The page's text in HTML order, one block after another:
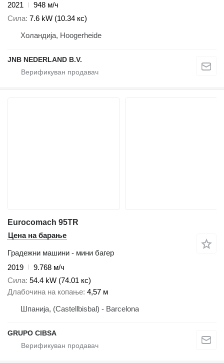
2021
948 м/ч
Сила 7.6 kW (10.34 кс)
Холандија, Hoogerheide
JNB NEDERLAND B.V.
Eurocomach 95TR
Цена на барање
Градежни машини - мини багер
2019
9.768 м/ч
Сила 54.4 kW (74.01 кс)
Длабочина на копање 4,57 м
Шпанија, (Castellbisbal) - Barcelona
GRUPO CIBSA